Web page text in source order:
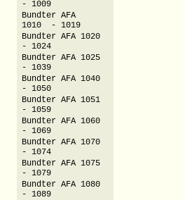
- 1009
Bundter AFA
1010 - 1019
Bundter AFA 1020
- 1024
Bundter AFA 1025
- 1039
Bundter AFA 1040
- 1050
Bundter AFA 1051
- 1059
Bundter AFA 1060
- 1069
Bundter AFA 1070
- 1074
Bundter AFA 1075
- 1079
Bundter AFA 1080
- 1089